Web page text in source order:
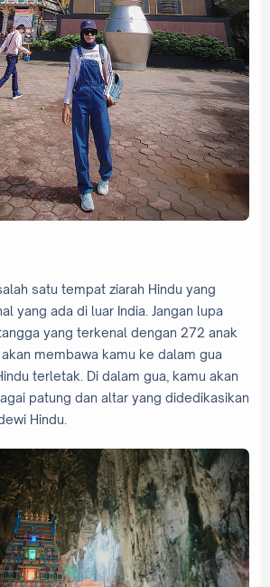
satu tempat ziarah Hindu yang
yang ada di luar India. Jangan lupa
yang terkenal dengan 272 anak
membawa kamu ke dalam gua
terletak. Di dalam gua, kamu akan
patung dan altar yang didedikasikan
Hindu.